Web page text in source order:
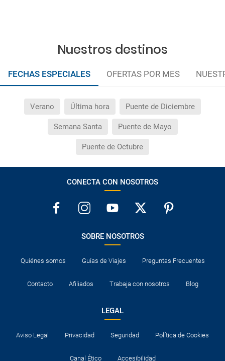
Nuestros destinos
FECHAS ESPECIALES OFERTAS POR MES
Verano Última hora Puente de Diciembre
Semana Santa Puente de Mayo
Puente de Octubre
CONECTA CON NOSOTROS
SOBRE NOSOTROS
Quiénes somos Guías de Viajes Preguntas Frecuentes
Contacto Afiliados Trabaja con nosotros Blog
LEGAL
Aviso Legal Privacidad Seguridad Política de Cookies
Canal Ético Accesibilidad